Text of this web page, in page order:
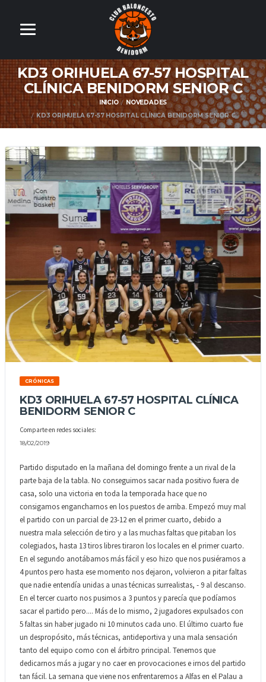
KD3 ORIHUELA 67-57 HOSPITAL
CLÍNICA BENIDORM SENIOR C
INICIO
NOVEDADES
KD3 ORIHUELA 67-57 HOSPITAL CLÍNICA BENIDORM SENIOR C
CRÓNICAS
KD3 ORIHUELA 67-57 HOSPITAL CLÍNICA
BENIDORM SENIOR C
Comparte en redes sociales:
18/02/2019
Partido disputado en la mañana del domingo frente a un rival de la
parte baja de la tabla. No conseguimos sacar nada positivo fuera de
casa, solo una victoria en toda la temporada hace que no
consigamos engancharnos en los puestos de arriba. Empezó muy mal
el partido con un parcial de 23-12 en el primer cuarto, debido a
nuestra mala selección de tiro y a las muchas faltas que pitaban los
colegiados, hasta 13 tiros libres tiraron los locales en el primer cuarto.
En el segundo anotábamos más fácil y eso hizo que nos pusiéramos a
4 puntos pero hasta ese momento nos dejaron, volvieron a pitar faltas
que nadie entendía unidas a unas técnicas surrealistas, - 9 al descanso.
En el tercer cuarto nos pusimos a 3 puntos y parecía que podíamos
sacar el partido pero.... Más de lo mismo, 2 jugadores expulsados con
5 faltas sin haber jugado ni 10 minutos cada uno. El último cuarto fue
un despropósito, más técnicas, antideportiva y una mala sensación
tanto del equipo como con el árbitro principal. Tenemos que
dedicarnos más a jugar y no caer en provocaciones e irnos del partido
tan fácil. La semana que viene nos enfrentaremos a Alfas en el Palau a